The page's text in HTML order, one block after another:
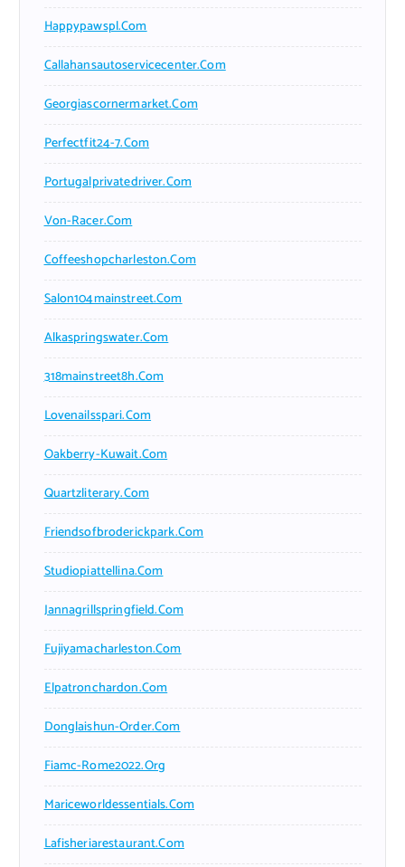
Happypawspl.com
Callahansautoservicecenter.com
Georgiascornermarket.com
Perfectfit24-7.com
Portugalprivatedriver.com
Von-Racer.com
Coffeeshopcharleston.com
Salon104mainstreet.com
Alkaspringswater.com
318mainstreet8h.com
Lovenailsspari.com
Oakberry-Kuwait.com
Quartzliterary.com
Friendsofbroderickpark.com
Studiopiattellina.com
Jannagrillspringfield.com
Fujiyamacharleston.com
Elpatronchardon.com
Donglaishun-Order.com
Fiamc-Rome2022.org
Mariceworldessentials.com
Lafisheriarestaurant.com